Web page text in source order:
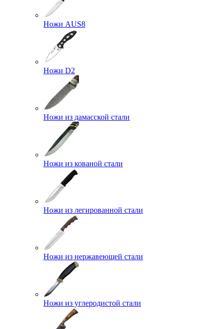
Ножи AUS8
Ножи D2
Ножи из дамасской стали
Ножи из кованой стали
Ножи из легированной стали
Ножи из нержавеющей стали
Ножи из углеродистой стали